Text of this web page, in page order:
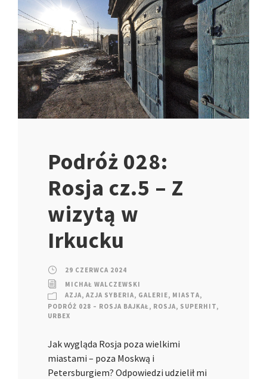
Podróż 028:
Rosja cz.5 – Z
wizytą w
Irkucku
29 CZERWCA 2024
MICHAŁ WALCZEWSKI
AZJA, AZJA SYBERIA, GALERIE, MIASTA,
PODRÓŻ 028 – ROSJA BAJKAŁ , ROSJA, SUPERHIT,
URBEX
Jak wygląda Rosja poza wielkimi
miastami – poza Moskwą i
Petersburgiem? Odpowiedzi udzielił mi